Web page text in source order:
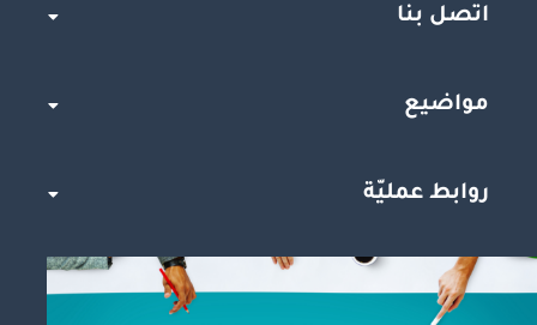
اتصل بنا
مواضيع
روابط عمليّة